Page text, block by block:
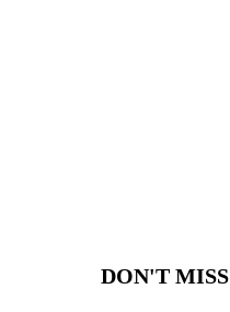
DON'T MISS